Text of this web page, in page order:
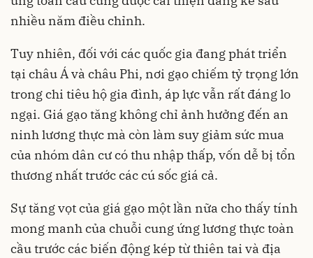
nhiều năm điều chỉnh.
Tuy nhiên, đối với các quốc gia đang phát triển
tại châu Á và châu Phi, nơi gạo chiếm tỷ trọng lớn
trong chi tiêu hộ gia đình, áp lực vẫn rất đáng lo
ngại. Giá gạo tăng không chỉ ảnh hưởng đến an
ninh lương thực mà còn làm suy giảm sức mua
của nhóm dân cư có thu nhập thấp, vốn dễ bị tổn
thương nhất trước các cú sốc giá cả.
Sự tăng vọt của giá gạo một lần nữa cho thấy tính
mong manh của chuỗi cung ứng lương thực toàn
cầu trước các biến động kép từ thiên tai và địa